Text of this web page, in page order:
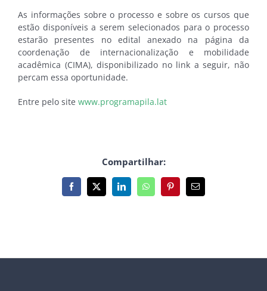
As informações sobre o processo e sobre os cursos que
estão disponíveis a serem selecionados para o processo
estarão presentes no edital anexado na página da
coordenação de internacionalização e mobilidade
acadêmica (CIMA), disponibilizado no link a seguir, não
percam essa oportunidade.
Entre pelo site www.programapila.lat
Compartilhar:
Facebook
X LinkedInWhatsAppPinterest
E-
mail